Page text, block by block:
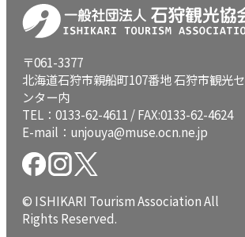
〒061-3377
北海道石狩市親船町107番地 石狩市観光セ
ンター内
TEL： 0133-62-4611 / FAX:0133-62-4624
E-mail： unjouya@muse.ocn.ne.jp
© ISHIKARI Tourism Association All
Rights Reserved.